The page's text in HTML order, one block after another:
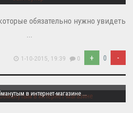
обязательно нужно увидеть
...
1-10-2015, 19:39 0 + 0 -
в интернет-магазине ...